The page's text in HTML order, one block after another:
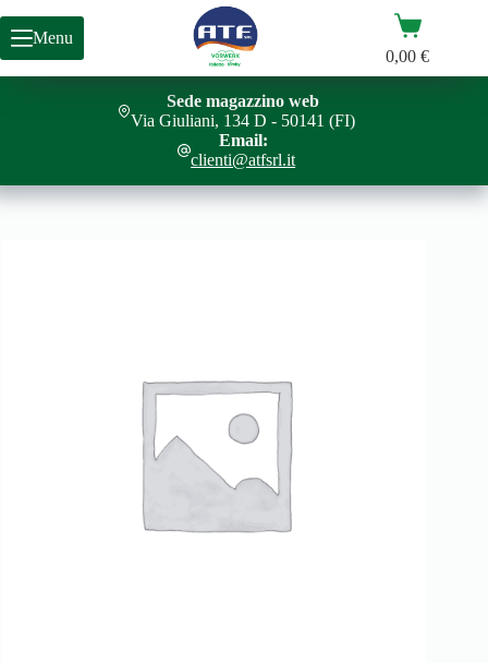
contenuto
SCHEDA ELETTRONICA BC EB400 Aggiungi al carrello
Menu
Carrello
0,00€
Sede magazzino web
Via Giuliani, 134 D - 50141 (FI)
Email:
clienti@atfsrl.it